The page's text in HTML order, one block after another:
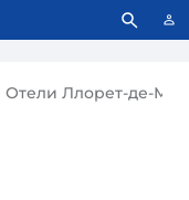
Что это значит?
Отели Ллорет-де-Мар